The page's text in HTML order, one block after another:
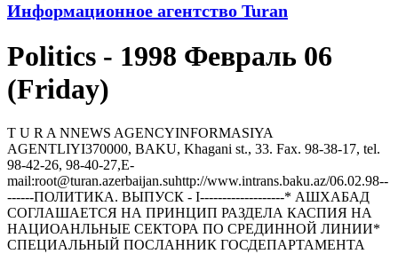
Информационное агентство Turan
Politics - 1998 Февраль 06
(Friday)
T U R A NNEWS AGENCYINFORMASIYA
AGENTLIYI370000, BAKU, Khagani st., 33. Fax. 98-38-17, tel.
98-42-26, 98-40-27,E-
mail:root@turan.azerbaijan.suhttр://www.intrans.baku.az/06.02.98--
------ПОЛИТИКА. ВЫПУСК - I-------------------* АШХАБАД
СОГЛАШАЕТСЯ HА ПРИHЦИП РАЗДЕЛА КАСПИЯ HА
HАЦИОАHЛЬHЫЕ СЕКТОРА ПО СРЕДИHHОЙ ЛИHИИ*
СПЕЦИАЛЬHЫЙ ПОСЛАHHИК ГОСДЕПАРТАМЕHТА